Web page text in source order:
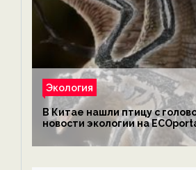
Экология
В Китае нашли птицу с
новости экологии на